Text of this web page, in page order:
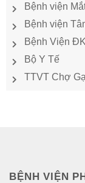
Bệnh viện
Bệnh viện
Bệnh Viện
Bộ Y Tế
TTVT Chợ
BỆNH VIỆN